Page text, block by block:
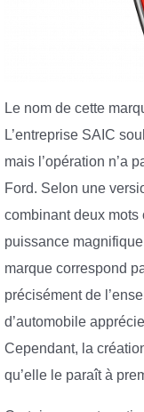
Le nom de cette
L’entreprise SAIC
mais l’opération n’a
Ford. Selon une
combinant deux
puissance
marque correspond
précisément de
d’automobile
Cependant, la
qu’elle le paraît à